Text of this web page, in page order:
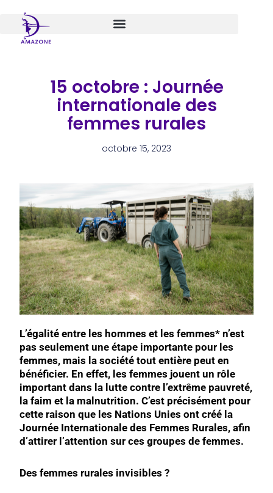
contenu
15 octobre : Journée
internationale des
femmes rurales
octobre 15, 2023
L’égalité entre les hommes et les femmes* n’est
pas seulement une étape importante pour les
femmes, mais la société tout entière peut en
bénéficier. En effet, les femmes jouent un rôle
important dans la lutte contre l’extrême pauvreté,
la faim et la malnutrition. C’est précisément pour
cette raison que les Nations Unies ont créé la
Journée Internationale des Femmes Rurales, afin
d’attirer l’attention sur ces groupes de femmes.
Des femmes rurales invisibles ?